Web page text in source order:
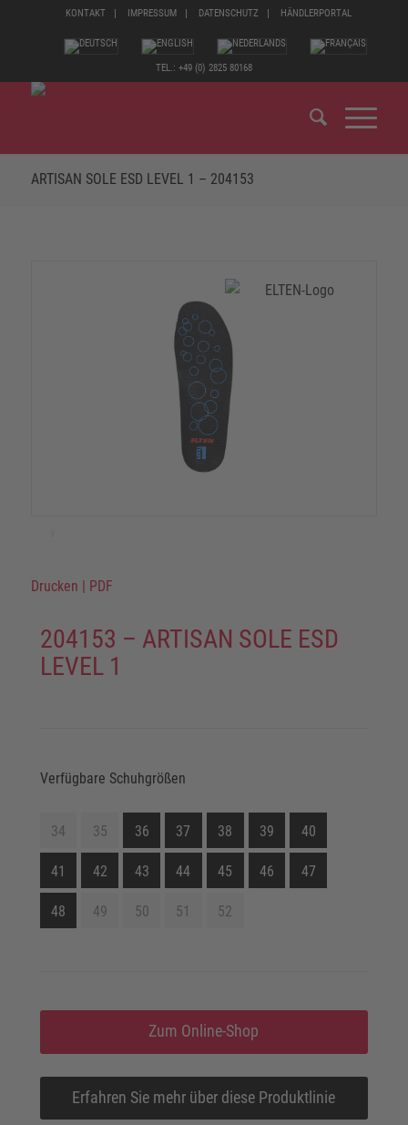
KONTAKT IMPRESSUM DATENSCHUTZ HÄNDLERPORTAL
TEL.: +49 (0) 2825 80168
ARTISAN SOLE ESD LEVEL 1 – 204153
Drucken PDF
204153 – ARTISAN SOLE ESD
LEVEL 1
Verfügbare Schuhgrößen
34 35 36 37 38 39 40
41 42 43 44 45 46 47
48 49 50 51 52
Zum Online-Shop
Erfahren Sie mehr über diese Produktlinie